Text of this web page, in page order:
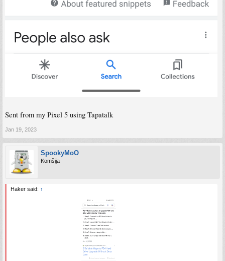
Sent from my Pixel 5 using Tapatalk
Jan 19, 2023
SpookyMoO
Komšija
Haker said: ↑